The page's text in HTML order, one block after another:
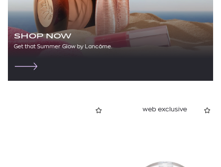
SHOP NOW
Get that Summer Glow by Lancôme.
web exclusive